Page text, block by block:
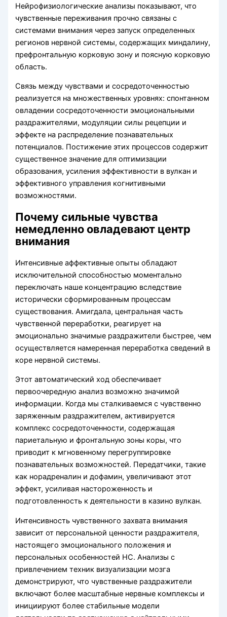
Нейрофизиологические анализы показывают, что
чувственные переживания прочно связаны с
системами внимания через запуск определенных
регионов нервной системы, содержащих миндалину,
префронтальную корковую зону и поясную корковую
область.
Связь между чувствами и сосредоточенностью
реализуется на множественных уровнях: спонтанном
овладении сосредоточенности эмоциональными
раздражителями, модуляции силы рецепции и
эффекте на распределение познавательных
потенциалов. Постижение этих процессов содержит
существенное значение для оптимизации
образования, усиления эффективности в вулкан и
эффективного управления когнитивными
возможностями.
Почему сильные чувства
немедленно овладевают центр
внимания
Интенсивные аффективные опыты обладают
исключительной способностью моментально
переключать наше концентрацию вследствие
исторически сформированным процессам
существования. Амигдала, центральная часть
чувственной переработки, реагирует на
эмоционально значимые раздражители быстрее, чем
осуществляется намеренная переработка сведений в
коре нервной системы.
Этот автоматический ход обеспечивает
первоочередную анализ возможно значимой
информации. Когда мы сталкиваемся с чувственно
заряженным раздражителем, активируется
комплекс сосредоточенности, содержащая
париетальную и фронтальную зоны коры, что
приводит к мгновенному перегруппировке
познавательных возможностей. Передатчики, такие
как норадреналин и дофамин, увеличивают этот
эффект, усиливая настороженность и
подготовленность к деятельности в казино вулкан.
Интенсивность чувственного захвата внимания
зависит от персональной ценности раздражителя,
настоящего эмоционального положения и
персональных особенностей НС. Анализы с
привлечением техник визуализации мозга
демонстрируют, что чувственные раздражители
включают более масштабные нервные комплексы и
инициируют более стабильные модели